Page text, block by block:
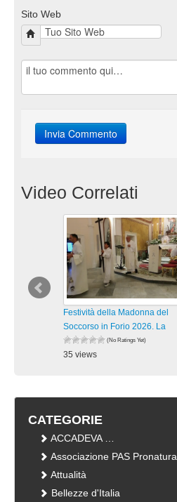
Sito Web
Video Correlati
Festività della Madonna del
Soccorso in Forio 2026. La
(No Ratings Yet)
35 views
CATEGORIE
ACCADEVA …
Associazione PAS
Attualità
Bellezze d'Italia